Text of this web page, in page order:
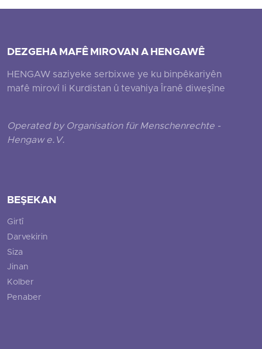
DEZGEHA MAFÊ MIROVAN A HENGAWÊ
HENGAW saziyeke serbixwe ye ku binpêkariyên
mafê mirovî li Kurdistan û tevahiya Îranê diweşîne
Operated by Organisation für Menschenrechte -
Hengaw e.V.
BEŞEKAN
Girtî
Darvekirin
Siza
Jinan
Kolber
Penaber